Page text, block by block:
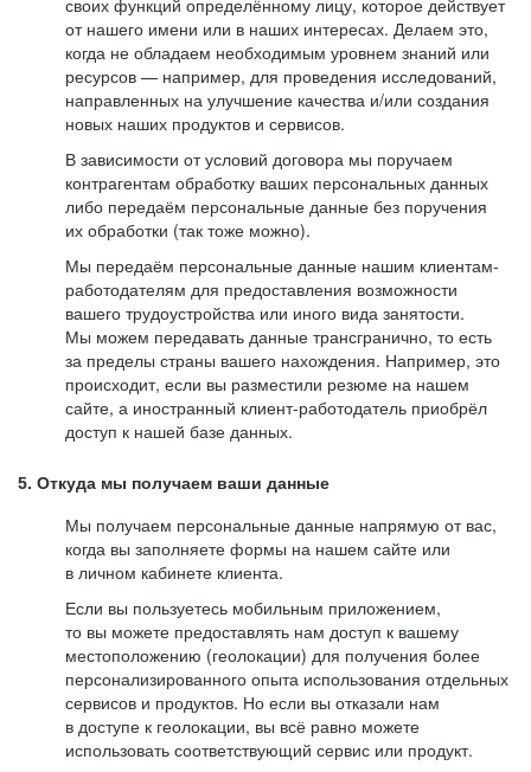
своих функций определённому лицу, которое действует
от нашего имени или в наших интересах. Делаем это,
когда не обладаем необходимым уровнем знаний или
ресурсов — например, для проведения исследований,
направленных на улучшение качества и/или создания
новых наших продуктов и сервисов.
В зависимости от условий договора мы поручаем
контрагентам обработку ваших персональных данных
либо передаём персональные данные без поручения
их обработки (так тоже можно).
Мы передаём персональные данные нашим клиентам-
работодателям для предоставления возможности
вашего трудоустройства или иного вида занятости.
Мы можем передавать данные трансгранично, то есть
за пределы страны вашего нахождения. Например, это
происходит, если вы разместили резюме на нашем
сайте, а иностранный клиент-работодатель приобрёл
доступ к нашей базе данных.
5. Откуда мы получаем ваши данные
Мы получаем персональные данные напрямую от вас,
когда вы заполняете формы на нашем сайте или
в личном кабинете клиента.
Если вы пользуетесь мобильным приложением,
то вы можете предоставлять нам доступ к вашему
местоположению (геолокации) для получения более
персонализированного опыта использования отдельных
сервисов и продуктов. Но если вы отказали нам
в доступе к геолокации, вы всё равно можете
использовать соответствующий сервис или продукт.